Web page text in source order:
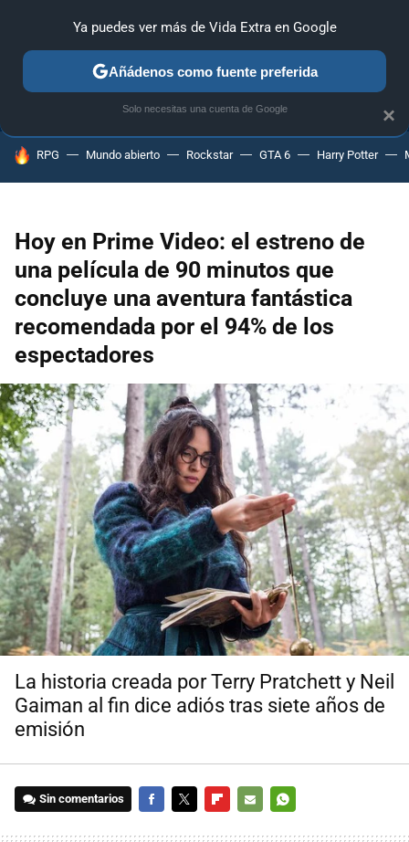
ANÁLISIS GUÍAS Y TRUCOS PC SONY NINTENDO
HOY SE HABLA DE
RPG Mundo abierto Rockstar GTA 6 Harry Potter
Hoy en Prime Video: el estreno de
una película de 90 minutos que
concluye una aventura fantástica
recomendada por el 94% de los
espectadores
La historia creada por Terry Pratchett y Neil
Gaiman al fin dice adiós tras siete años de
emisión
Sin comentarios
×
Ya puedes ver más de Vida Extra en Google
Añádenos como fuente preferida
Solo necesitas una cuenta de Google